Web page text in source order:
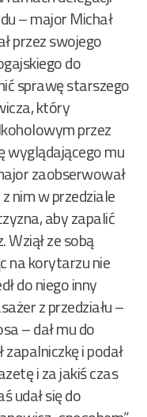
– major Michał
przez swojego
do
sprawę starszego
który
przez
wyglądającego mu
zaobserwował
nim w przedziale
aby zapalić
ze sobą
na korytarzu nie
do niego inny
z przedziału –
– dał mu do
i podał
i za jakiś czas
udał się do